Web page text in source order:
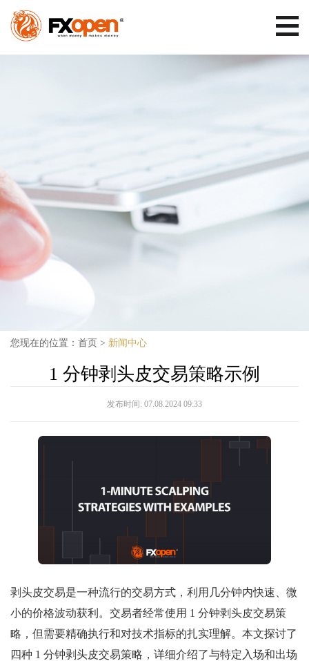
您现在的位置： 首页 > 新闻中心
1 分钟剥头皮交易策略示例
发布时间: 07.08.2024 09:33
剥头皮交易是一种流行的交易方式，利用几分钟内快速、微
小的价格波动获利。交易者经常使用 1 分钟剥头皮交易策
略，但需要精确执行和对技术指标的扎实理解。本文探讨了
四种 1 分钟剥头皮交易策略，详细介绍了与特定入场和出场